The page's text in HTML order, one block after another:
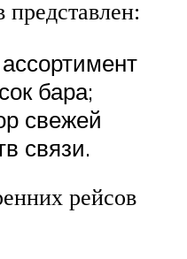
представлен:
бара;
свежей
связи.
рейсов